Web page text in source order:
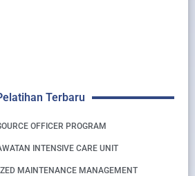
Terbaru
OFFICER PROGRAM
INTENSIVE CARE UNIT
MAINTENANCE MANAGEMENT